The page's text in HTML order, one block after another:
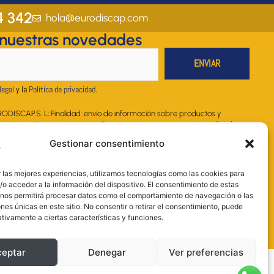
Gestionar consentimiento
las mejores experiencias, utilizamos tecnologías como las cookies para
o acceder a la información del dispositivo. El consentimiento de estas
permitirá procesar datos como el comportamiento de navegación o las
únicas en este sitio. No consentir o retirar el consentimiento, puede
a ciertas características y funciones.
Denegar Ver preferencias
a
g
r
b
o
o
e
d
i
b
e
a
p
342 hola@eurodiscap.com
novedades
y la Política de privacidad.
L; Finalidad: envío de información sobre productos y
consentimiento; Destinatarios: no se comunicarán los datos
Derechos: acceder, rectificar y suprimir los datos, así como otros
la información adicional. Más información en nuestra Política de
necesarios para llevar a cabo el proceso de envío.